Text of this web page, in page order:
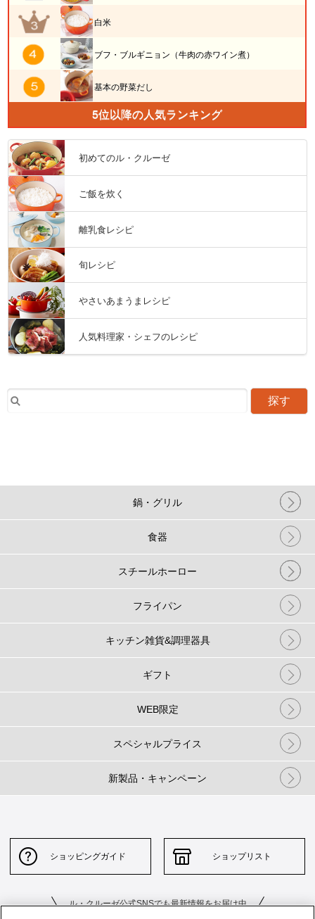
白米
ブフ・ブルギニョン（牛肉の赤ワイン煮）
基本の野菜だし
5位以降の人気ランキング
初めてのル・クルーゼ
ご飯を炊く
離乳食レシピ
旬レシピ
やさいあまうまレシピ
人気料理家・シェフのレシピ
探す
鍋・グリル
食器
スチールホーロー
フライパン
キッチン雑貨&調理器具
ギフト
WEB限定
スペシャルプライス
新製品・キャンペーン
ショッピングガイド ショップリスト
ル・クルーゼ公式SNSでも最新情報をお届け中